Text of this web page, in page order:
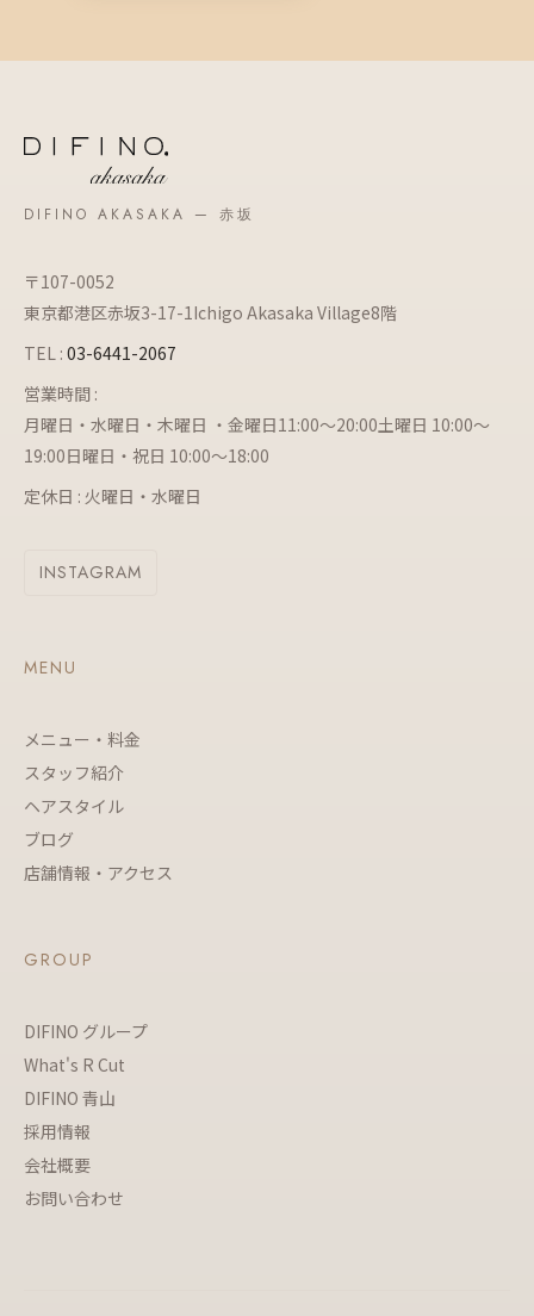
DIFINO AKASAKA — 赤坂
〒107-0052
東京都港区赤坂3-17-1Ichigo Akasaka Village8階
TEL : 03-6441-2067
営業時間 :
月曜日・水曜日・木曜日 ・金曜日11:00～20:00土曜日 10:00～
19:00日曜日・祝日 10:00～18:00
定休日 : 火曜日・水曜日
INSTAGRAM
MENU
メニュー・料金
スタッフ紹介
ヘアスタイル
ブログ
店舗情報・アクセス
GROUP
DIFINO グループ
What's R Cut
DIFINO 青山
採用情報
会社概要
お問い合わせ